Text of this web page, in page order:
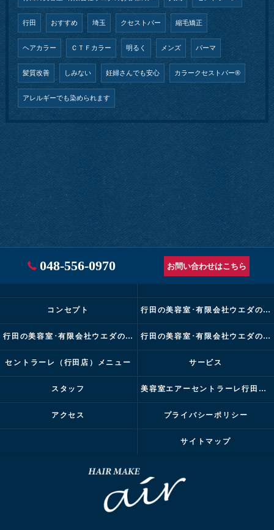
行田 おすすめ 埼玉 クセストパー 縮毛矯正
ヘアカラー ＣＴＦカラー 明るく メンズ パーマ
髪質改善 しみない 妊婦さんでも安心 カラークセストパー®︎
アレルギーでも染められます
048-556-0970 お問い合わせはこちら
コンセプト 行田の美容室･有限会社ウエダの口コミ情報
行田の美容室･有限会社ウエダの評判 行田の美容室･有限会社ウエダのお客様の声
セントラーレ（行田店）メニュー サービス
スタッフ 美容室エアーセントラーレ行田店ブログ
アクセス プライバシーポリシー
サイトマップ